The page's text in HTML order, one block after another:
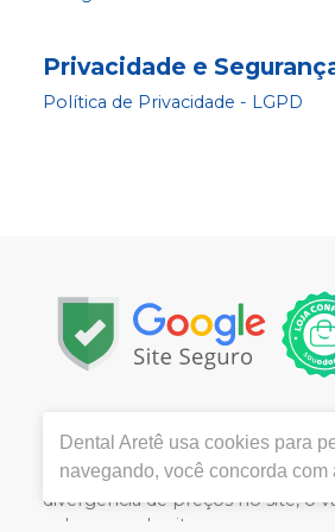
Privacidade e
Política de Privacidade - LGPD
Copyright © 2025 | Todos os
da Rocha, 1450 - Jardim Maria
Souza CRF/SP nº 52627 |
divergência de preços no site, o
volumes pelo site.
Dental Aretê usa cookies para
navegando, você concorda com